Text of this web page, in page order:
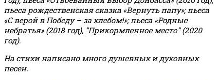
пьеса рождественская сказка «Вернуть папу»; пьеса
«С верой в Победу – за хлебом!»;пьеса «Родные
небратья» (2018 год), "Прикормленное место" (2020
год).
На стихи написано много душевных и духовных
песен.